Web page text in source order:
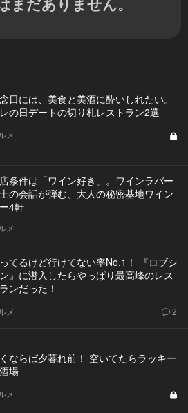
日には、美食と美酒に酔いしれたい。
の日デートの切り札レストラン2選
メ
条件は「ワイン好き」。ワインラバー
の会話が弾む、大人の秘密基地ワイン
4軒
メ
てるけど行けてない率No.1！ 『ロブシ
』に潜入したらやっぱり最高峰のレス
ンだった！
メ 2
ならば夕暮れ前！ 空いてたらラッキー
場
メ